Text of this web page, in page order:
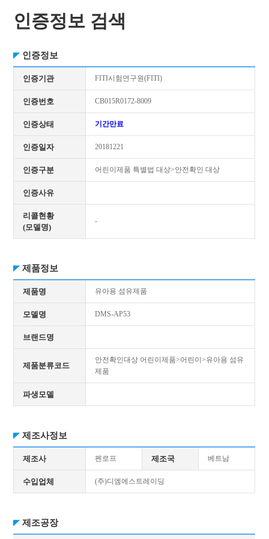
인증정보 검색
인증정보
인증기관 FITI시험연구원(FITI)
인증번호 CB015R0172-8009
인증상태 기간만료
인증일자 20181221
인증구분 어린이제품 특별법 대상>안전확인 대상
인증사유
리콜현황
(모델명)
-
제품정보
제품명 유아용 섬유제품
모델명 DMS-AP53
브랜드명
제품분류코드
안전확인대상 어린이제품>어린이>유아용 섬유
제품
파생모델
제조사정보
제조사 펜로프 제조국 베트남
수입업체 (주)디엠에스트레이딩
제조공장